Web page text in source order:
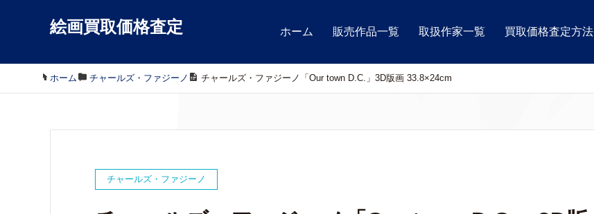
絵画買取価格査定 ホーム 販売作品一覧 取扱作家一覧 買取価格査定方法
ホーム / チャールズ・ファジーノ / チャールズ・ファジーノ「Our town D.C.」3D版画 33.8×24cm
チャールズ・ファジーノ